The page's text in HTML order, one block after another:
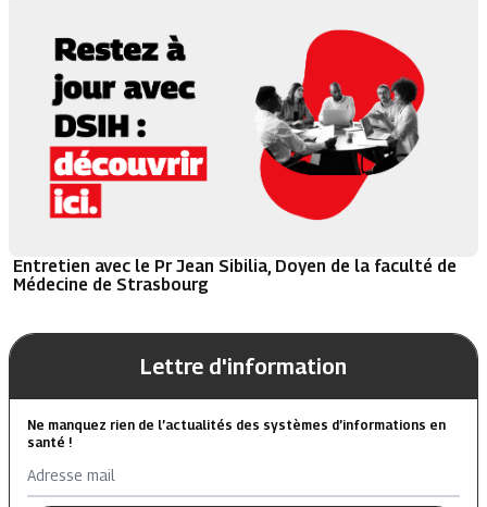
Entretien avec le Pr Jean Sibilia, Doyen de la faculté de
Médecine de Strasbourg
Lettre d'information
Ne manquez rien de l’actualités des systèmes d’informations en
santé !
Adresse mail